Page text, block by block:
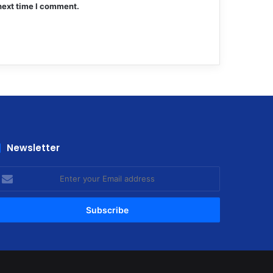
time I comment.
Newsletter